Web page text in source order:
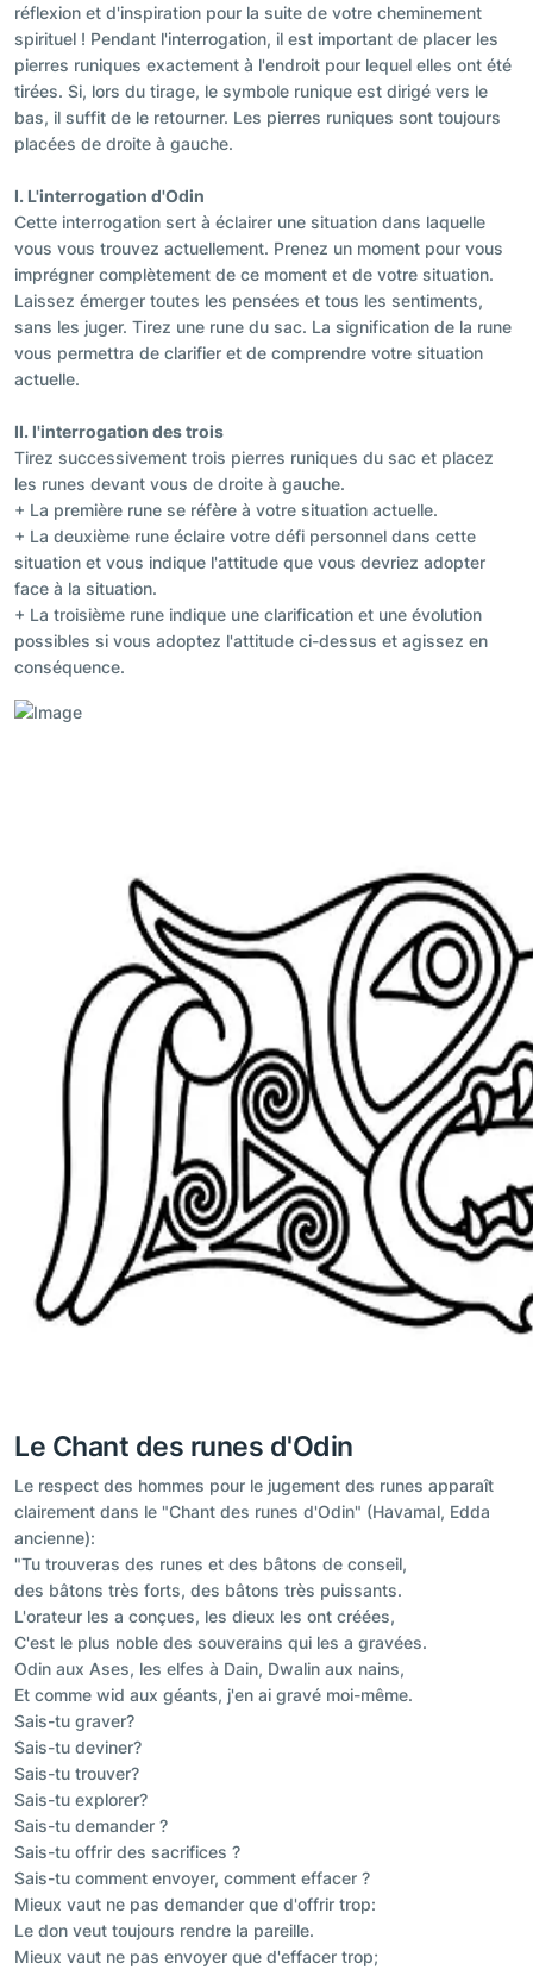
réflexion et d'inspiration pour la suite de votre cheminement
spirituel ! Pendant l'interrogation, il est important de placer les
pierres runiques exactement à l'endroit pour lequel elles ont été
tirées. Si, lors du tirage, le symbole runique est dirigé vers le
bas, il suffit de le retourner. Les pierres runiques sont toujours
placées de droite à gauche.
I. L'interrogation d'Odin
Cette interrogation sert à éclairer une situation dans laquelle
vous vous trouvez actuellement. Prenez un moment pour vous
imprégner complètement de ce moment et de votre situation.
Laissez émerger toutes les pensées et tous les sentiments,
sans les juger. Tirez une rune du sac. La signification de la rune
vous permettra de clarifier et de comprendre votre situation
actuelle.
II. l'interrogation des trois
Tirez successivement trois pierres runiques du sac et placez
les runes devant vous de droite à gauche.
+ La première rune se réfère à votre situation actuelle.
+ La deuxième rune éclaire votre défi personnel dans cette
situation et vous indique l'attitude que vous devriez adopter
face à la situation.
+ La troisième rune indique une clarification et une évolution
possibles si vous adoptez l'attitude ci-dessus et agissez en
conséquence.
Le Chant des runes d'Odin
Le respect des hommes pour le jugement des runes apparaît
clairement dans le "Chant des runes d'Odin" (Havamal, Edda
ancienne):
"Tu trouveras des runes et des bâtons de conseil,
des bâtons très forts, des bâtons très puissants.
L'orateur les a conçues, les dieux les ont créées,
C'est le plus noble des souverains qui les a gravées.
Odin aux Ases, les elfes à Dain, Dwalin aux nains,
Et comme wid aux géants, j'en ai gravé moi-même.
Sais-tu graver?
Sais-tu deviner?
Sais-tu trouver?
Sais-tu explorer?
Sais-tu demander ?
Sais-tu offrir des sacrifices ?
Sais-tu comment envoyer, comment effacer ?
Mieux vaut ne pas demander que d'offrir trop:
Le don veut toujours rendre la pareille.
Mieux vaut ne pas envoyer que d'effacer trop;